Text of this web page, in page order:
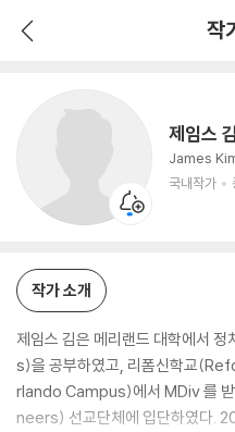
작
제임스 김
James
국내작가
작가 소개
제임스 김은 메리랜드 대학에서
s)을 공부하였고, 리폼신학교
rlando Campus)에서 MDiv 를
neers) 선교단체에 입단하였다.